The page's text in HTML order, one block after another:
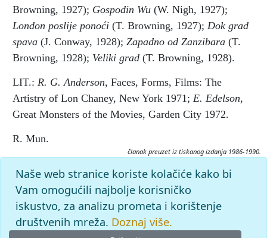
Browning, 1927); Gospodin Wu (W. Nigh, 1927);
London poslije ponoći (T. Browning, 1927); Dok grad
spava (J. Conway, 1928); Zapadno od Zanzibara (T.
Browning, 1928); Veliki grad (T. Browning, 1928).
LIT.: R. G. Anderson, Faces, Forms, Films: The
Artistry of Lon Chaney, New York 1971; E. Edelson,
Great Monsters of the Movies, Garden City 1972.
R. Mun.
članak preuzet iz tiskanog izdanja 1986-1990.
Citiranje:
CHANEY, Lon.
Filmska enciklopedija (1986-90), mrežno izdanje.
Leksikografski zavod Miroslav Krleža, 2026. Pristupljeno
9.8.2026. <https://filmska.lzmk.hr/clanak/chaney-lon>.
Naše web stranice koriste kolačiće kako bi
Vam omogućili najbolje korisničko
iskustvo, za analizu prometa i korištenje
društvenih mreža. Doznaj više.